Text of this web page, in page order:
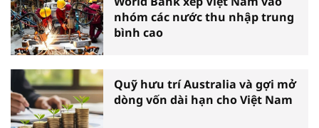
nhóm các nước thu nhập trung
bình cao
Quỹ hưu trí Australia và gợi mở
dòng vốn dài hạn cho Việt Nam